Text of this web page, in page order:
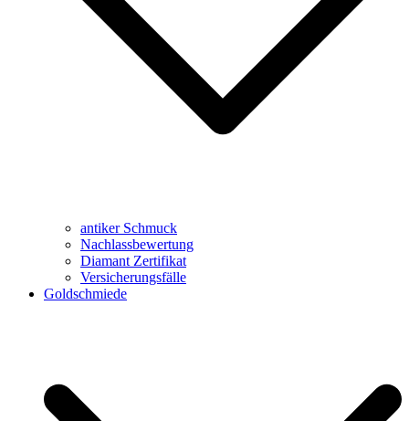
antiker Schmuck
Nachlassbewertung
Diamant Zertifikat
Versicherungsfälle
Goldschmiede